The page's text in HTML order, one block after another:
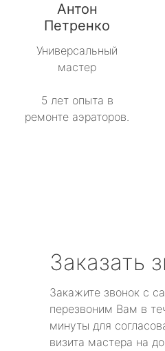
Антон
Петренко
Универсальный
мастер
5 лет опыта в
ремонте аэраторов.
Заказать
Закажите звонок с
перезвоним Вам в
минуты для
визита мастера на